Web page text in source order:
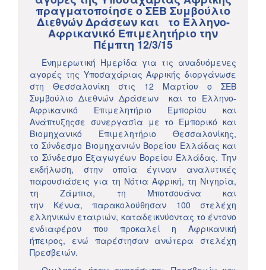
πραγματοποίησε ο ΣΕΒ Συμβούλιο
Διεθνών Δράσεων και το Ελληνο-
Αφρικανικό Επιμελητήριο την
Πέμπτη 12/3/15
Eνημερωτική Ημερίδα για τις αναδυόμενες
αγορές της Υποσαχάριας Αφρικής διοργάνωσε
στη Θεσσαλονίκη στις 12 Μαρτίου ο ΣΕΒ
Συμβούλιο Διεθνών Δράσεων και το Ελληνο-
Αφρικανικό Επιμελητήριο Εμπορίου και
Ανάπτυξηςσε συνεργασία με το Εμπορικό και
Βιομηχανικό Επιμελητήριο Θεσσαλονίκης,
το Σύνδεσμο Βιομηχανιών Βορείου Ελλάδας και
το Σύνδεσμο Εξαγωγέων Βορείου Ελλάδας. Την
εκδήλωση, στην οποία έγιναν αναλυτικές
παρουσιάσεις για τη Νότια Αφρική, τη Νιγηρία,
τη Ζάμπια, τη Mποτσουάνα και
την Κένυα, παρακολούθησαν 100 στελέχη
ελληνικών εταιριών, καταδεικνύοντας το έντονο
ενδιαφέρον που προκαλεί η Αφρικανική
ήπειρος, ενώ παρέστησαν ανώτερα στελέχη
Πρεσβειών.